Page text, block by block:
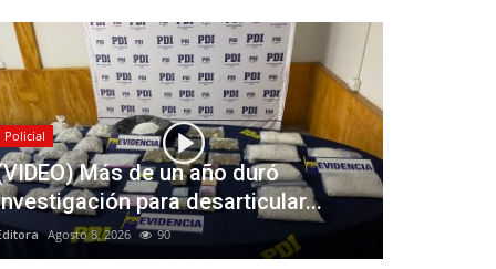
Policial
Más de un año duró
para desarticular...
Agosto 8, 2026 90